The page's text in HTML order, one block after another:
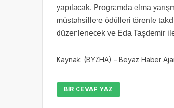
yapılacak. Programda elma
müstahsillere ödülleri törenle
düzenlenecek ve Eda Taşdemir
Kaynak: (BYZHA) – Beyaz Haber
BIR CEVAP YAZ